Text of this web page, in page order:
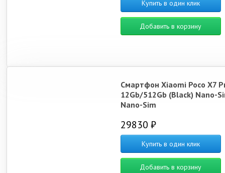
Купить в один клик
Добавить в корзину
Смартфон Xiaomi Poco X7
12Gb/512Gb (Black) Nano-
Nano-Sim
29830 ₽
Купить в один клик
Добавить в корзину